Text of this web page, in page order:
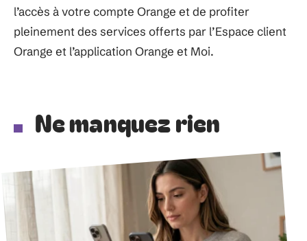
l’accès à votre compte Orange et de profiter
pleinement des services offerts par l’Espace client
Orange et l’application Orange et Moi.
Ne manquez rien